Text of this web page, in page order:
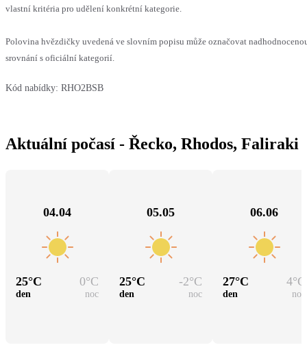
vlastní kritéria pro udělení konkrétní kategorie.
Polovina hvězdičky uvedená ve slovním popisu může označovat
srovnání s oficiální kategorií.
Kód nabídky: RHO2BSB
Aktuální počasí - Řecko, Rhodos, Faliraki
04.04
25°C 0°C
den noc
05.05
25°C -2°C
den noc
06.06
27°C 4°C
den noc